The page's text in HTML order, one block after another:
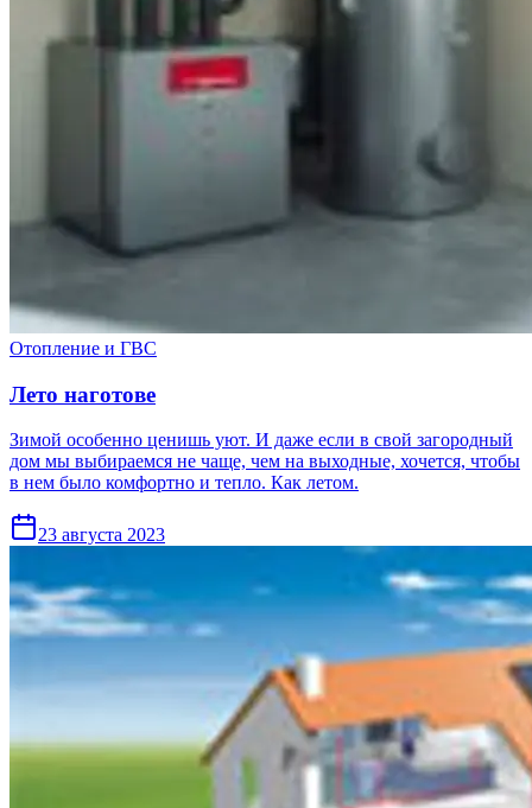
Отопление и ГВС
Лето наготове
Зимой особенно ценишь уют. И даже если в свой загородный
дом мы выбираемся не чаще, чем на выходные, хочется, чтобы
в нем было комфортно и тепло. Как летом.
23 августа 2023